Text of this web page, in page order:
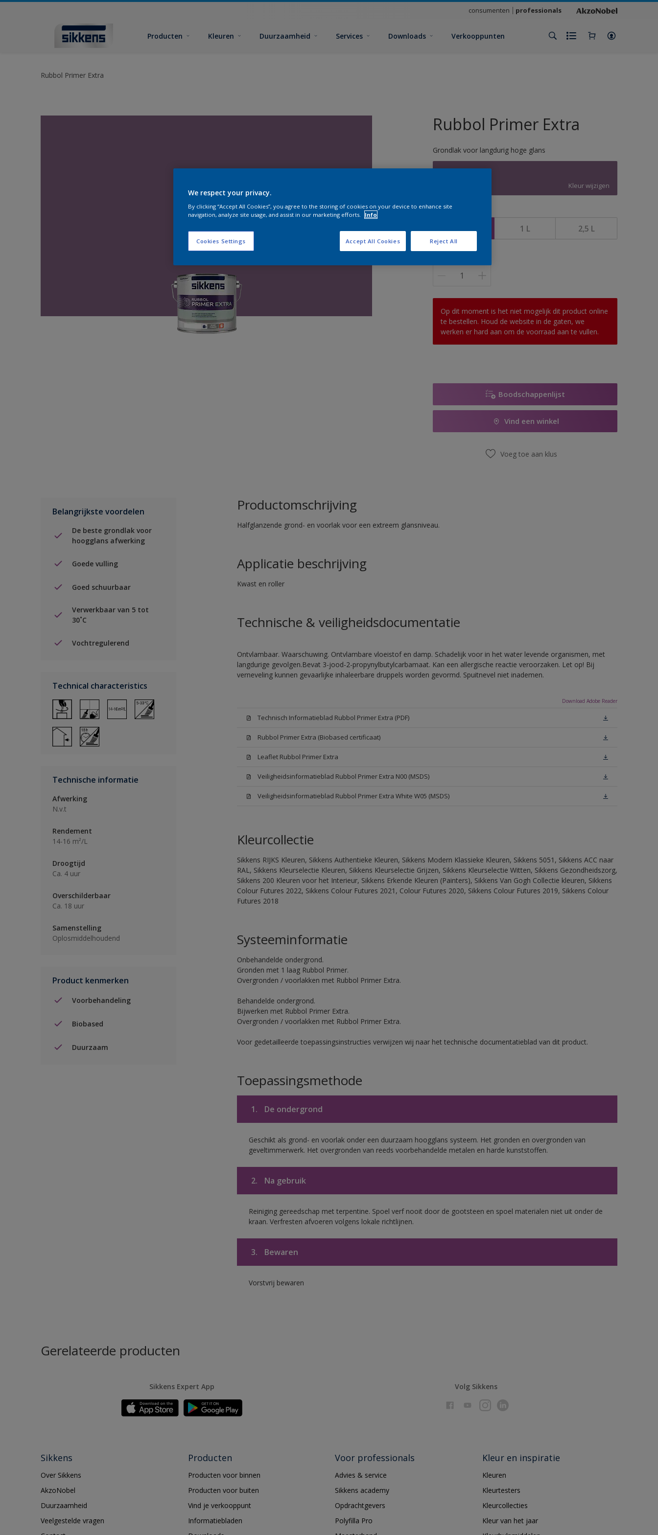
consumenten professionals
Producten Kleuren Duurzaamheid Services Downloads Verkooppunten
Rubbol Primer Extra
Rubbol Primer Extra
Grondlak voor langdurig hoge glans
Kleur wijzigen
0,5 l 1 L 2,5 L
Op dit moment is het niet mogelijk dit product online
te bestellen. Houd de website in de gaten, we
werken er hard aan om de voorraad aan te vullen.
Boodschappenlijst
Vind een winkel
Voeg toe aan klus
Belangrijkste voordelen
De beste grondlak voor
hoogglans afwerking
Goede vulling
Goed schuurbaar
Verwerkbaar van 5 tot
30˚C
Vochtregulerend
Technical characteristics
Technische informatie
Afwerking
N.v.t
Rendement
14-16 m²/L
Droogtijd
Ca. 4 uur
Overschilderbaar
Ca. 18 uur
Samenstelling
Oplosmiddelhoudend
Product kenmerken
Voorbehandeling
Biobased
Duurzaam
Productomschrijving
Halfglanzende grond- en voorlak voor een extreem glansniveau.
Applicatie beschrijving
Kwast en roller
Technische & veiligheidsdocumentatie
Ontvlambaar. Waarschuwing. Ontvlambare vloeistof en damp. Schadelijk voor in het water levende organismen, met
langdurige gevolgen.Bevat 3-jood-2-propynylbutylcarbamaat. Kan een allergische reactie veroorzaken. Let op! Bij
verneveling kunnen gevaarlijke inhaleerbare druppels worden gevormd. Spuitnevel niet inademen.
Download Adobe Reader
Technisch Informatieblad Rubbol Primer Extra (PDF)
Rubbol Primer Extra (Biobased certificaat)
Leaflet Rubbol Primer Extra
Veiligheidsinformatieblad Rubbol Primer Extra N00 (MSDS)
Veiligheidsinformatieblad Rubbol Primer Extra White W05 (MSDS)
Kleurcollectie
Sikkens RIJKS Kleuren, Sikkens Authentieke Kleuren, Sikkens Modern Klassieke Kleuren, Sikkens 5051, Sikkens ACC naar
RAL, Sikkens Kleurselectie Kleuren, Sikkens Kleurselectie Grijzen, Sikkens Kleurselectie Witten, Sikkens Gezondheidszorg,
Sikkens 200 Kleuren voor het Interieur, Sikkens Erkende Kleuren (Painters), Sikkens Van Gogh Collectie kleuren, Sikkens
Colour Futures 2022, Sikkens Colour Futures 2021, Colour Futures 2020, Sikkens Colour Futures 2019, Sikkens Colour
Futures 2018
Systeeminformatie
Onbehandelde ondergrond.
Gronden met 1 laag Rubbol Primer.
Overgronden / voorlakken met Rubbol Primer Extra.
Behandelde ondergrond.
Bijwerken met Rubbol Primer Extra.
Overgronden / voorlakken met Rubbol Primer Extra.
Voor gedetailleerde toepassingsinstructies verwijzen wij naar het technische documentatieblad van dit product.
Toepassingsmethode
1. De ondergrond
Geschikt als grond- en voorlak onder een duurzaam hoogglans systeem. Het gronden en overgronden van
geveltimmerwerk. Het overgronden van reeds voorbehandelde metalen en harde kunststoffen.
2. Na gebruik
Reiniging gereedschap met terpentine. Spoel verf nooit door de gootsteen en spoel materialen niet uit onder de
kraan. Verfresten afvoeren volgens lokale richtlijnen.
3. Bewaren
Vorstvrij bewaren
Gerelateerde producten
Sikkens Expert App Volg Sikkens
Sikkens
Over Sikkens
AkzoNobel
Duurzaamheid
Veelgestelde vragen
Producten
Producten voor binnen
Producten voor buiten
Vind je verkooppunt
Informatiebladen
Voor professionals
Advies & service
Sikkens academy
Opdrachtgevers
Polyfilla Pro
Kleur en inspiratie
Kleuren
Kleurtesters
Kleurcollecties
Kleur van het jaar
We respect your privacy.
By clicking “Accept All Cookies”, you agree to the storing of cookies on your device to enhance site
navigation, analyze site usage, and assist in our marketing efforts.
Info
Cookies Settings Reject All
Accept All Cookies